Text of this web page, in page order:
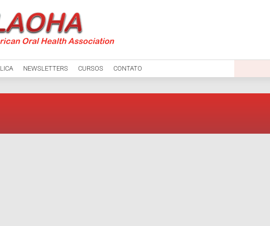
NEWSLETTERS CURSOS CONTATO